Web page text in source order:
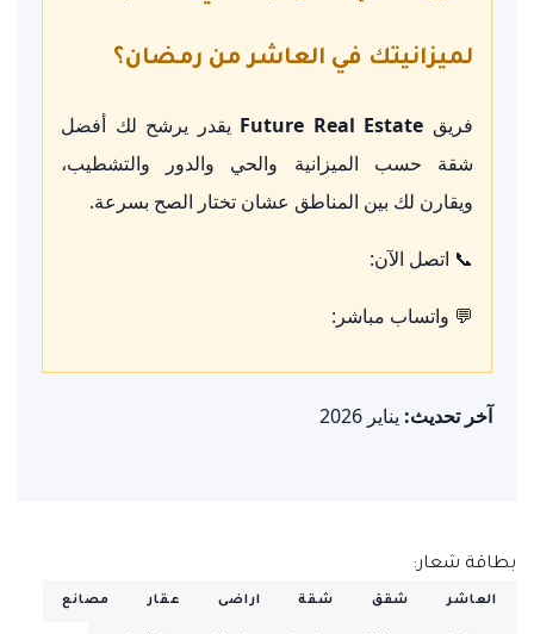
لميزانيتك في العاشر من رمضان؟
فريق Future Real Estate يقدر يرشح لك أفضل
شقة حسب الميزانية والحي والدور والتشطيب،
ويقارن لك بين المناطق عشان تختار الصح بسرعة.
📞 اتصل الآن:
💬 واتساب مباشر:
آخر تحديث: يناير 2026
بطاقة شعار:
العاشر شقق شقة اراضى عقار مصانع